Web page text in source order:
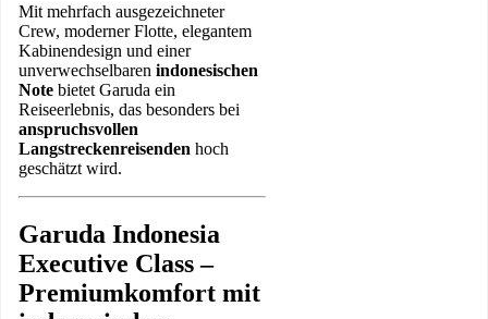
Mit mehrfach ausgezeichneter
Crew, moderner Flotte, elegantem
Kabinendesign und einer
unverwechselbaren indonesischen
Note bietet Garuda ein
Reiseerlebnis, das besonders bei
anspruchsvollen
Langstreckenreisenden hoch
geschätzt wird.
Garuda Indonesia
Executive Class –
Premiumkomfort mit